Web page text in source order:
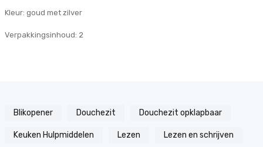
Kleur: goud met zilver
Verpakkingsinhoud: 2
Blikopener Douchezit Douchezit opklapbaar
Keuken Hulpmiddelen Lezen Lezen en schrijven